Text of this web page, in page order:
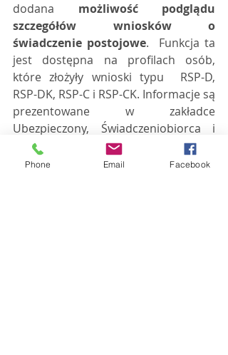
dodana możliwość podglądu
szczegółów wniosków o
świadczenie postojowe.  Funkcja ta
jest dostępna na profilach osób,
które złożyły wnioski typu  RSP-D,
RSP-DK, RSP-C i RSP-CK. Informacje są
prezentowane w zakładce
Ubezpieczony, Świadczeniobiorca i
Płatnik w bocznym menu [Dokumenty
i  Wiadomości] w formie dodatkowej
Phone Email Facebook